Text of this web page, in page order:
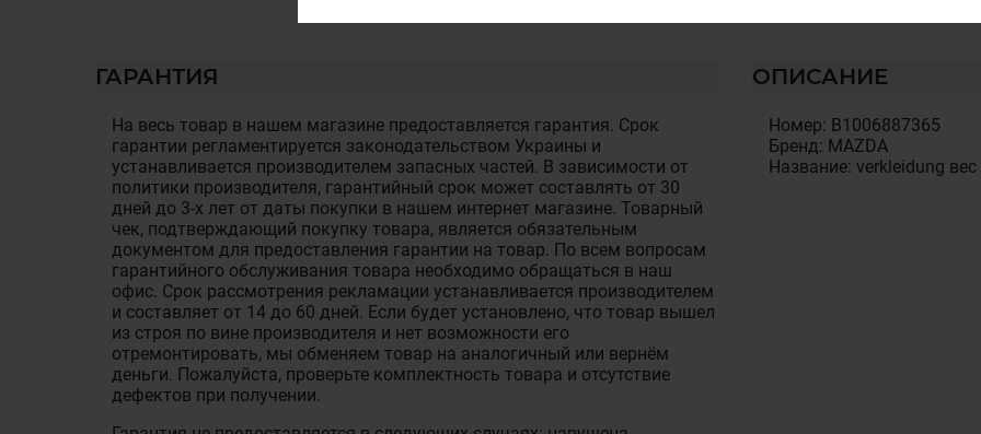
ГАРАНТИЯ
На весь товар в нашем магазине предоставляется гарантия. Срок
гарантии регламентируется законодательством Украины и
устанавливается производителем запасных частей. В зависимости от
политики производителя, гарантийный срок может составлять от 30
дней до 3-х лет от даты покупки в нашем интернет магазине. Товарный
чек, подтверждающий покупку товара, является обязательным
документом для предоставления гарантии на товар. По всем вопросам
гарантийного обслуживания товара необходимо обращаться в наш
офис. Срок рассмотрения рекламации устанавливается производителем
и составляет от 14 до 60 дней. Если будет установлено, что товар вышел
из строя по вине производителя и нет возможности его
отремонтировать, мы обменяем товар на аналогичный или вернём
деньги. Пожалуйста, проверьте комплектность товара и отсутствие
дефектов при получении.
ОПИСАНИЕ
Номер: B1006887365
Бренд: MAZDA
Название: verkleidung вес